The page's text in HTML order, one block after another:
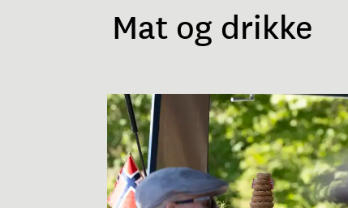
Mat og drikke